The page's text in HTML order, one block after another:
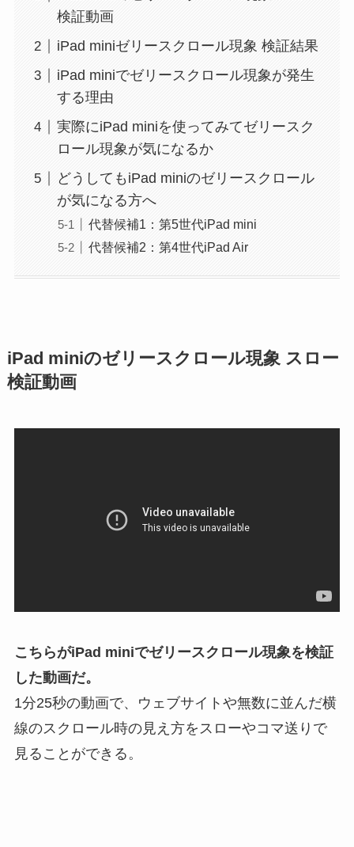
検証動画
iPad miniゼリースクロール現象 検証結果
iPad miniでゼリースクロール現象が発生
する理由
実際にiPad miniを使ってみてゼリースク
ロール現象が気になるか
どうしてもiPad miniのゼリースクロール
が気になる方へ
代替候補1：第5世代iPad mini
代替候補2：第4世代iPad Air
iPad miniのゼリースクロール現象 スロー
検証動画
こちらがiPad miniでゼリースクロール現象を検証
した動画だ。
1分25秒の動画で、ウェブサイトや無数に並んだ横
線のスクロール時の見え方をスローやコマ送りで
見ることができる。